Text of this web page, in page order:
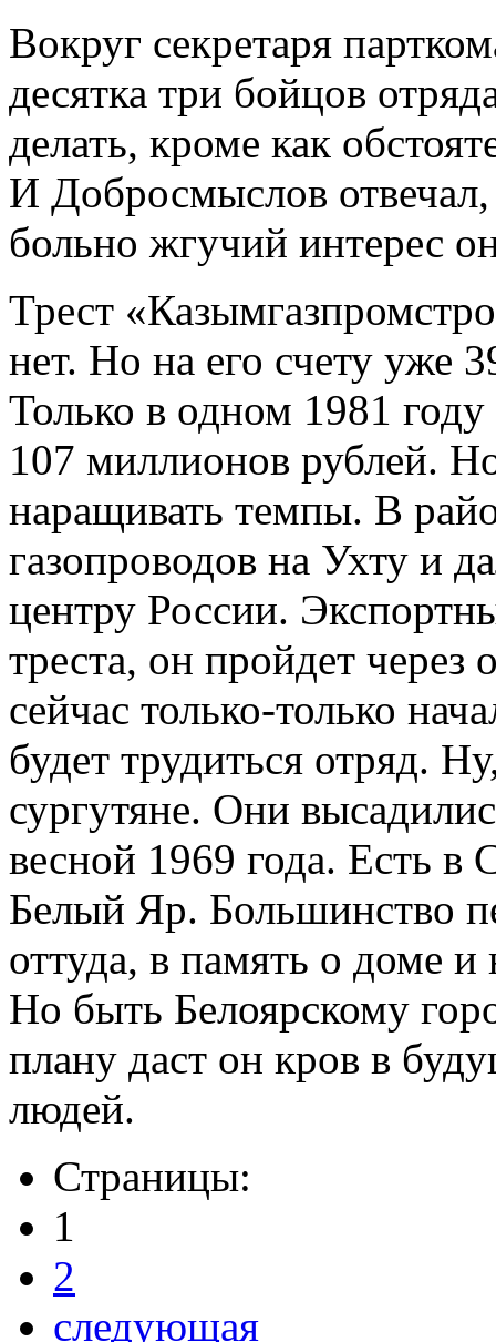
Вокруг секретаря
десятка три бойцов
делать, кроме как
И Добросмыслов
больно жгучий интерес
Трест
нет. Но на его счету уже
Только в одном 1981
107 миллионов рублей.
наращивать темпы. В
газопроводов на Ухту и
центру России.
треста, он пройдет
сейчас только-только
будет трудиться отряд.
сургутяне. Они
весной 1969 года. Есть в
Белый Яр. Большинство
оттуда, в память о доме и
Но быть Белоярскому
плану даст он кров в
людей.
Страницы:
1
2
следующая